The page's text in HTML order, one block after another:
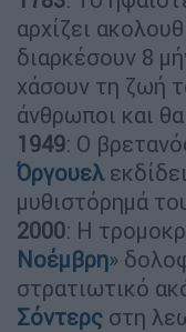
αρχίζει
διαρκέσουν 8
χάσουν τη ζωή
άνθρωποι και
1949: Ο
Όργουελ
μυθιστόρημά
2000: Η
Νοέμβρη»
στρατιωτικό
Σόντερς στη